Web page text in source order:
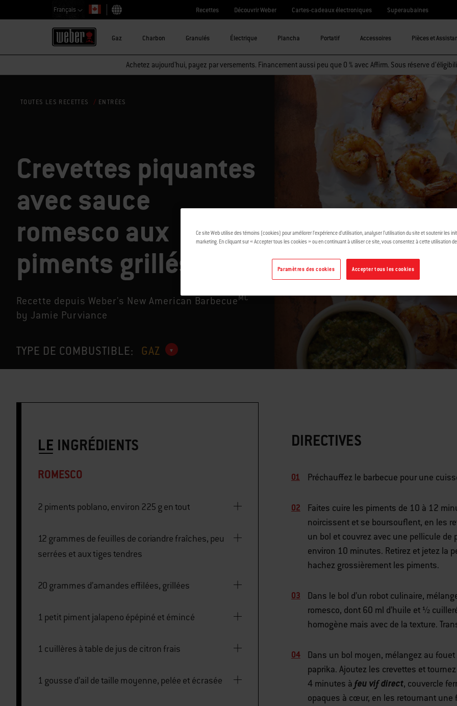
Français
Choisir un pays
Recettes Découvrir Weber Cartes-cadeaux électroniques Superaubaines
Gaz Charbon Granulés Électrique Plancha Portatif Accessoires Pièces et
Achetez aujourd'hui, payez par versements. Financement aussi peu que 0 % avec Affirm. Sous réserve
TOUTES LES RECETTES ENTRÉES
Crevettes piquantes
avec sauce
romesco aux
piments grillés
Recette depuis Weber's New American BarbecueMC
by Jamie Purviance
TYPE DE COMBUSTIBLE: GAZ
LE INGRÉDIENTS
ROMESCO
2 piments poblano, environ 225 g en tout
12 grammes de feuilles de coriandre fraîches, peu
serrées et aux tiges tendres
20 grammes d’amandes effilées, grillées
1 petit piment jalapeno épépiné et émincé
1 cuillères à table de jus de citron frais
1 gousse d’ail de taille moyenne, pelée et écrasée
DIRECTIVES
Préchauffez le barbecue pour une
Faites cuire les piments de 10 à 12
noircissent et se boursouflent, en les
un bol et couvrez avec une pellicule de
environ 10 minutes. Retirez et jetez la
hachez grossièrement les piments.
Dans le bol d’un robot culinaire,
romesco, dont 60 ml d’huile et ½
homogène mais avec de la texture.
Dans un bol moyen, mélangez au
paprika. Ajoutez les crevettes et
4 minutes à feu vif direct, couvercle
opaques à cœur, en les retournant une
Ce site Web utilise des témoins (cookies) pour améliorer l’expérience d’utilisation, analyser l’utilisation du site et soutenir les
marketing. En cliquant sur « Accepter tous les cookies » ou en continuant à utiliser ce site, vous consentez à cette utilisation
Accepter tous les cookies
Paramètres des cookies